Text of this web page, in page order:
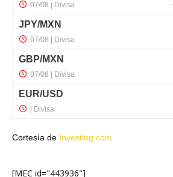
Cortesía de Investing.com
[MEC id="443936"]